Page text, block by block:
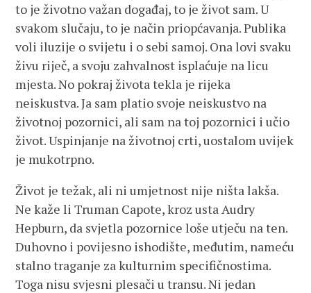
to je životno važan događaj, to je život sam. U
svakom slučaju, to je način priopćavanja. Publika
voli iluzije o svijetu i o sebi samoj. Ona lovi svaku
živu riječ, a svoju zahvalnost isplaćuje na licu
mjesta. No pokraj života tekla je rijeka
neiskustva. Ja sam platio svoje neiskustvo na
životnoj pozornici, ali sam na toj pozornici i učio
život. Uspinjanje na životnoj crti, uostalom uvijek
je mukotrpno.
Život je težak, ali ni umjetnost nije ništa lakša.
Ne kaže li Truman Capote, kroz usta Audry
Hepburn, da svjetla pozornice loše utječu na ten.
Duhovno i povijesno ishodište, međutim, nameću
stalno traganje za kulturnim specifičnostima.
Toga nisu svjesni plesači u transu. Ni jedan